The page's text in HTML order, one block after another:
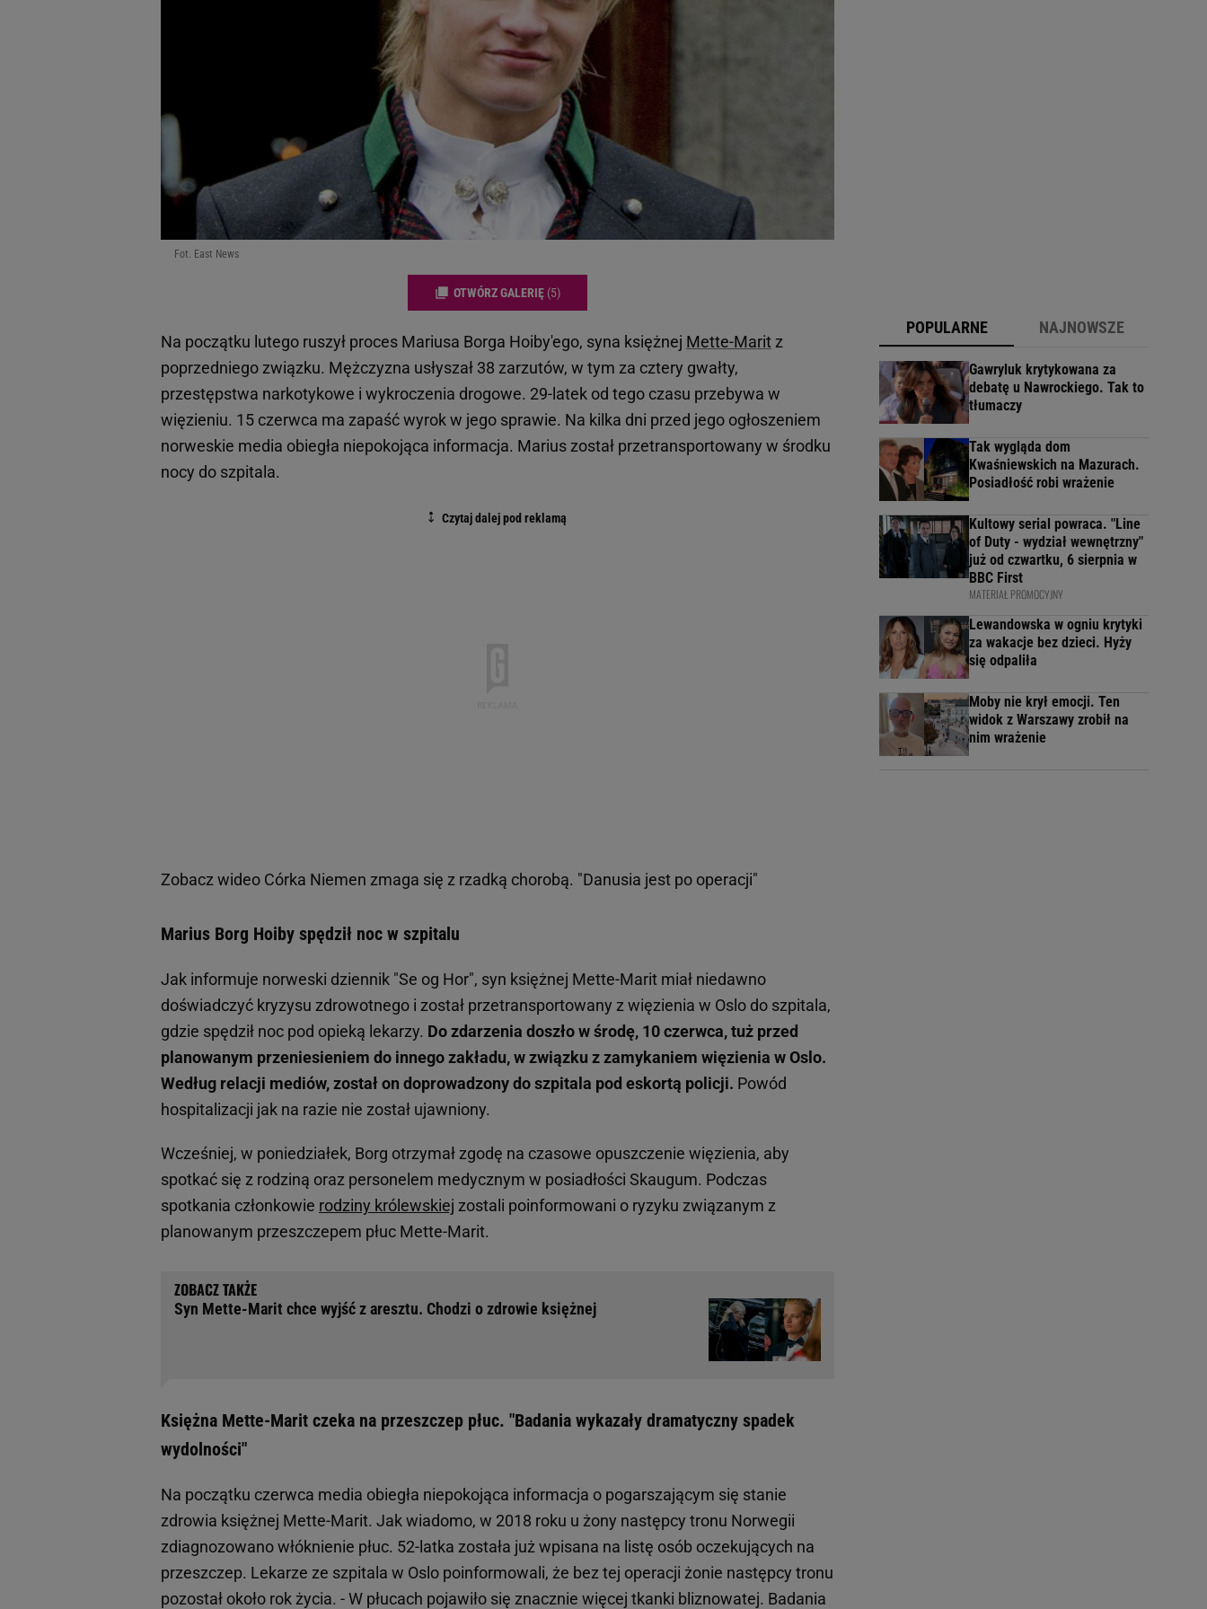
Fot. East News
OTWÓRZ GALERIĘ (5)
Na początku lutego ruszył proces Mariusa Borga Hoiby'ego, syna księżnej Mette-Maritz
poprzedniego związku. Mężczyzna usłyszał 38 zarzutów, w tym za cztery gwałty,
przestępstwa narkotykowe i wykroczenia drogowe. 29-latek od tego czasu przebywa w
więzieniu. 15 czerwca ma zapaść wyrok w jego sprawie. Na kilka dni przed jego ogłoszeniem
norweskie media obiegła niepokojąca informacja. Marius został przetransportowany w środku
nocy do szpitala.
Zobacz wideo Córka Niemen zmaga się z rzadką chorobą. "Danusia jest po operacji"
Marius Borg Hoiby spędził noc w szpitalu
Jak informuje norweski dziennik "Se og Hor", syn księżnej Mette-Marit miał niedawno
doświadczyć kryzysu zdrowotnego i został przetransportowany z więzienia w Oslo do szpitala,
gdzie spędził noc pod opieką lekarzy. Do zdarzenia doszło w środę, 10 czerwca, tuż przed
planowanym przeniesieniem do innego zakładu, w związku z zamykaniem więzienia w Oslo.
Według relacji mediów, został on doprowadzony do szpitala pod eskortą policji. Powód
hospitalizacji jak na razie nie został ujawniony.
Wcześniej, w poniedziałek, Borg otrzymał zgodę na czasowe opuszczenie więzienia, aby
spotkać się z rodziną oraz personelem medycznym w posiadłości Skaugum. Podczas
spotkania członkowie rodziny królewskiej zostali poinformowani o ryzyku związanym z
planowanym przeszczepem płuc Mette-Marit.
Syn Mette-Marit chce wyjść z aresztu. Chodzi o zdrowie księżnej
Księżna Mette-Marit czeka na przeszczep płuc. "Badania wykazały dramatyczny spadek
wydolności"
Na początku czerwca media obiegła niepokojąca informacja o pogarszającym się stanie
zdrowia księżnej Mette-Marit. Jak wiadomo, w 2018 roku u żony następcy tronu Norwegii
zdiagnozowano włóknienie płuc. 52-latka została już wpisana na listę osób oczekujących na
przeszczep. Lekarze ze szpitala w Oslo poinformowali, że bez tej operacji żonie następcy tronu
pozostał około rok życia. - W płucach pojawiło się znacznie więcej tkanki bliznowatej. Badania
POPULARNE NAJNOWSZE
Gawryluk krytykowana za
debatę u Nawrockiego. Tak to
tłumaczy
Tak wygląda dom
Kwaśniewskich na Mazurach.
Posiadłość robi wrażenie
Kultowy serial powraca. "Line
of Duty - wydział wewnętrzny"
już od czwartku, 6 sierpnia w
BBC First
MATERIAŁ PROMOCYJNY
Lewandowska w ogniu krytyki
za wakacje bez dzieci. Hyży
się odpaliła
Moby nie krył emocji. Ten
widok z Warszawy zrobił na
nim wrażenie